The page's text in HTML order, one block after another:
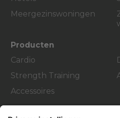
Meergezinswoningen
Producten
Cardio
Strength Training
Accessoires